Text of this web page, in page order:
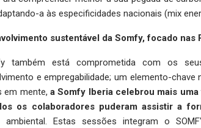
a às especificidades nacionais (mix
sustentável da Somfy, focado nas
também está comprometida com os
e empregabilidade; um elemento-
em mente,a Somfy Iberia celebrou mais
os colaboradores puderam assistir a
Estas sessões integram o